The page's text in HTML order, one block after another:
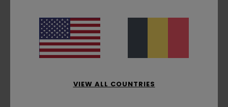
Stephane2 juillet 2026
Manque un bas élastique / resserant
Confort: 4/5 Rapport qualité / prix
Matière: 5 Coloris: 5
4
VIEW ALL COUNTRIES